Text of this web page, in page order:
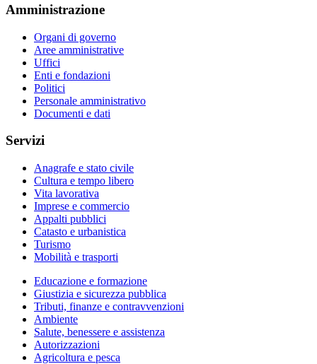
Amministrazione
Organi di governo
Aree amministrative
Uffici
Enti e fondazioni
Politici
Personale amministrativo
Documenti e dati
Servizi
Anagrafe e stato civile
Cultura e tempo libero
Vita lavorativa
Imprese e commercio
Appalti pubblici
Catasto e urbanistica
Turismo
Mobilità e trasporti
Educazione e formazione
Giustizia e sicurezza pubblica
Tributi, finanze e contravvenzioni
Ambiente
Salute, benessere e assistenza
Autorizzazioni
Agricoltura e pesca